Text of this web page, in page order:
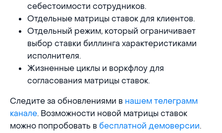
себестоимости сотрудников.
Отдельные матрицы ставок для клиентов.
Отдельный режим, который ограничивает
выбор ставки биллинга характеристиками
исполнителя.
Жизненные циклы и воркфлоу для
согласования матрицы ставок.
Следите за обновлениями в нашем телеграмм
канале. Возможности новой матрицы ставок
можно попробовать в бесплатной демоверсии.